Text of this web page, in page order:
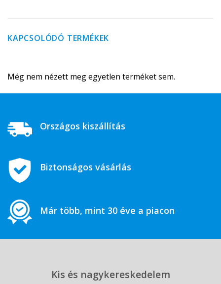
KAPCSOLÓDÓ TERMÉKEK
Még nem nézett meg egyetlen terméket sem.
Országos kiszállítás
Biztonságos vásárlás
Már több, mint 30 éve a piacon
Kis és nagykereskedelem